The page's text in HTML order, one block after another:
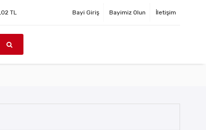
TL Bayi Giriş Bayimiz Olun İletişim